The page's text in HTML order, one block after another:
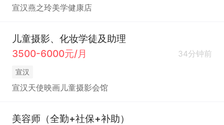
宣汉燕之玲美学健康店
儿童摄影、化妆学徒及助理
3500-6000元/月
34分钟前
宣汉
宣汉天使映画儿童摄影会馆
美容师（全勤+社保+补助）